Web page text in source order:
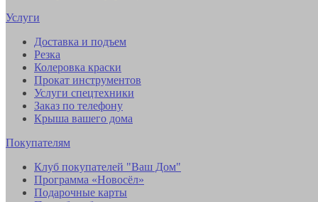
Услуги
Доставка и подъем
Резка
Колеровка краски
Прокат инструментов
Услуги спецтехники
Заказ по телефону
Крыша вашего дома
Покупателям
Клуб покупателей "Ваш Дом"
Программа «Новосёл»
Подарочные карты